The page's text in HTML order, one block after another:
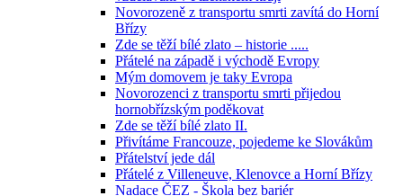
Novorozeně z transportu smrti zavítá do Horní
Břízy
Zde se těží bílé zlato – historie .....
Přátelé na západě i východě Evropy
Mým domovem je taky Evropa
Novorozenci z transportu smrti přijedou
hornobřízským poděkovat
Zde se těží bílé zlato II.
Přivítáme Francouze, pojedeme ke Slovákům
Přátelství jede dál
Přátelé z Villeneuve, Klenovce a Horní Břízy
Nadace ČEZ - Škola bez bariér